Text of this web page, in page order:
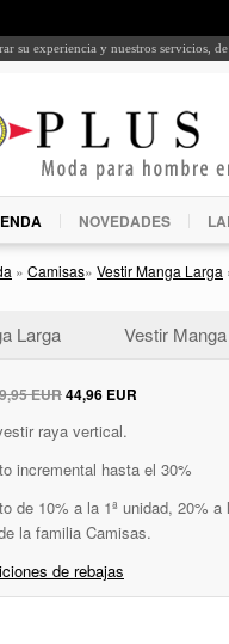
su experiencia y nuestros servicios,
NOVEDADES
» Camisas» Vestir Manga Larga
Larga Vestir
EUR44,96 EUR
raya vertical.
incremental hasta el 30%
de 10% a la 1ª unidad, 20%
la familia Camisas.
de rebajas